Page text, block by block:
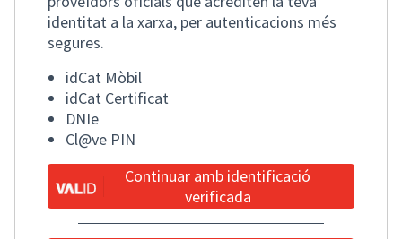
identitat a la xarxa, per autenticacions més
segures.
idCat Mòbil
idCat Certificat
DNIe
Cl@ve PIN
Continuar amb identificació
verificada